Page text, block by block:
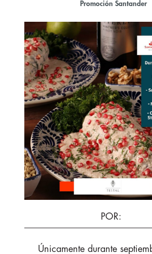
Promoción Santander
POR:
Únicamente durante